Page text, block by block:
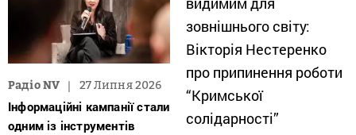
Радіо NV 27 Липня 2026
Інформаційні кампанії стали
одним із інструментів